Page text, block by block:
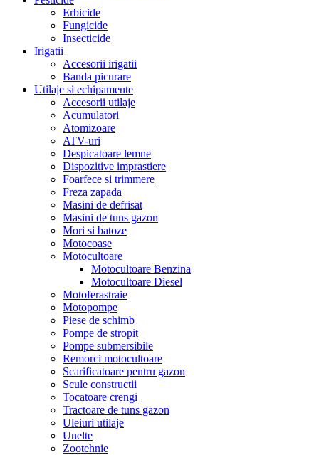
Erbicide
Fungicide
Insecticide
Irigatii
Accesorii irigatii
Banda picurare
Utilaje si echipamente
Accesorii utilaje
Acumulatori
Atomizoare
ATV-uri
Despicatoare lemne
Dispozitive imprastiere
Foarfece si trimmere
Freza zapada
Masini de defrisat
Masini de tuns gazon
Mori si batoze
Motocoase
Motocultoare
Motocultoare Benzina
Motocultoare Diesel
Motoferastraie
Motopompe
Piese de schimb
Pompe de stropit
Pompe submersibile
Remorci motocultoare
Scarificatoare pentru gazon
Scule constructii
Tocatoare crengi
Tractoare de tuns gazon
Uleiuri utilaje
Unelte
Zootehnie